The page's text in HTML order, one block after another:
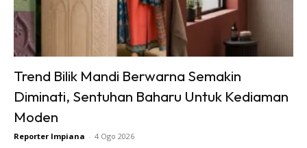
Ads
Trend Bilik Mandi Berwarna Semakin
Diminati, Sentuhan Baharu Untuk Kediaman
Moden
Reporter Impiana - 4 Ogo 2026